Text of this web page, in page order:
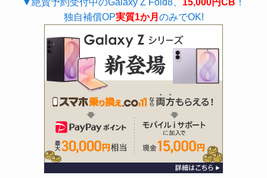
独自補償OP実質1か月 のみでOK!